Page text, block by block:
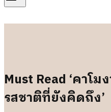
Must Read ‘คาโ
รสชาติที่ยังคิดถึง’